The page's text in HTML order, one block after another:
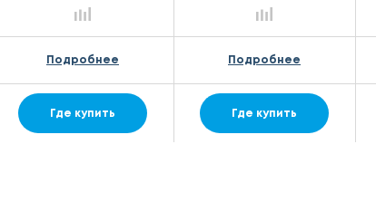
Подробнее
Где купить
Подробнее
Где купить